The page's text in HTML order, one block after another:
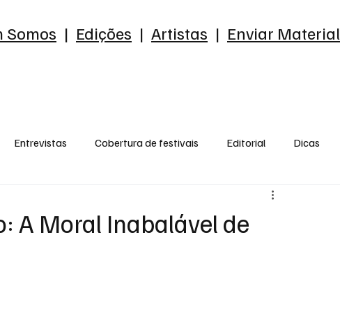
Somos | Edições | Artistas | Enviar Material
Entrevistas Cobertura de festivais Editorial Dicas
Opnião
A Moral Inabalável de